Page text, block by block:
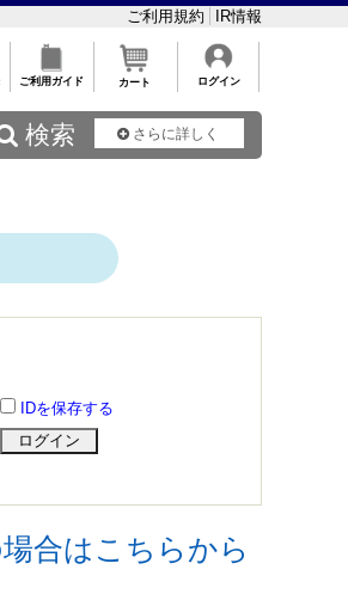
ご利用規約 IR情報
ご利用ガイド カート ログイン
検索 さらに詳しく
IDを保存する
合はこちらから